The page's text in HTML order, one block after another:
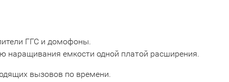
ГГС и домофоны.
наращивания емкости одной платой расширения.
вызовов по времени.